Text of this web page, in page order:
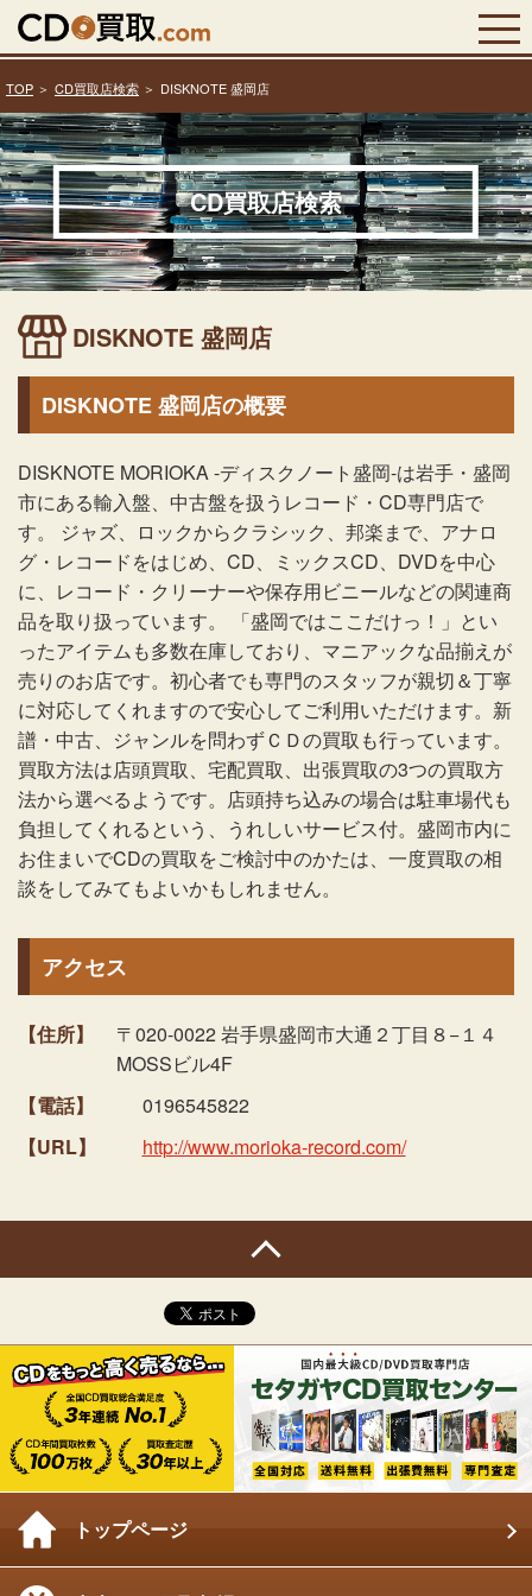
TOP CD買取店検索 DISKNOTE 盛岡店
CD買取店検索
DISKNOTE 盛岡店
DISKNOTE 盛岡店の概要
DISKNOTE MORIOKA -ディスクノート盛岡-は岩手・盛岡
市にある輸入盤、中古盤を扱うレコード・CD専門店で
す。 ジャズ、ロックからクラシック、邦楽まで、アナロ
グ・レコードをはじめ、CD、ミックスCD、DVDを中心
に、レコード・クリーナーや保存用ビニールなどの関連商
品を取り扱っています。 「盛岡ではここだけっ！」とい
ったアイテムも多数在庫しており、マニアックな品揃えが
売りのお店です。初心者でも専門のスタッフが親切＆丁寧
に対応してくれますので安心してご利用いただけます。新
譜・中古、ジャンルを問わずＣＤの買取も行っています。
買取方法は店頭買取、宅配買取、出張買取の3つの買取方
法から選べるようです。店頭持ち込みの場合は駐車場代も
負担してくれるという、うれしいサービス付。盛岡市内に
お住まいでCDの買取をご検討中のかたは、一度買取の相
談をしてみてもよいかもしれません。
アクセス
【住所】
〒020-0022 岩手県盛岡市大通２丁目８−１４
MOSSビル4F
【電話】
0196545822
【URL】
http://www.morioka-record.com/
トップページ